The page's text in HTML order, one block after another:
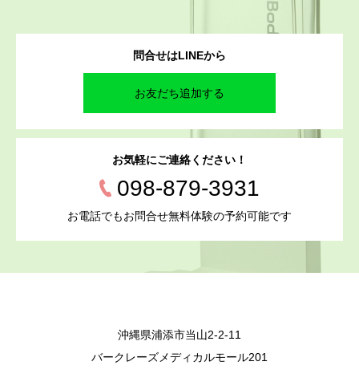
問合せはLINEから
お友だち追加する
お気軽にご連絡ください！
098-879-3931
お電話でもお問合せ無料体験の予約可能です
沖縄県浦添市当山2-2-11
バークレーズメディカルモール201